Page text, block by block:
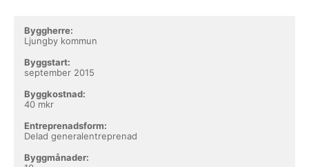
Byggherre:
Ljungby kommun
Byggstart:
september 2015
Byggkostnad:
40 mkr
Entreprenadsform:
Delad generalentreprenad
Byggmånader: